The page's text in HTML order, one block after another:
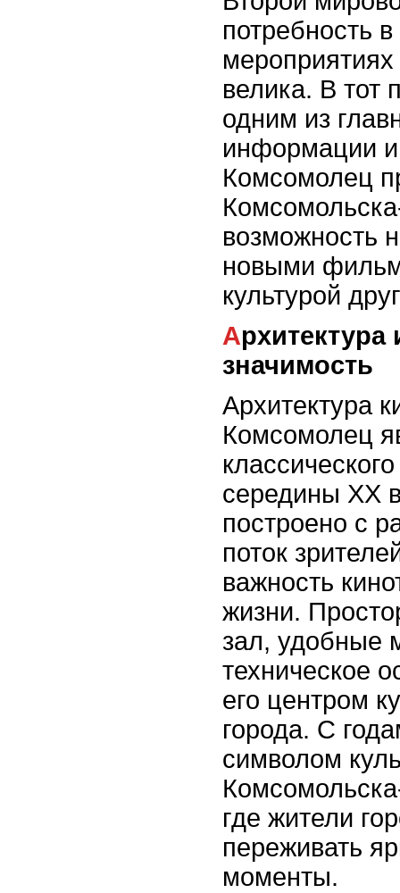
потребность
велика. В тот
одним из
информации и
Комсомолец
возможность
новыми
культурой
Архитектура и культурная
значимость
Архитектура
Комсомолец
середины XX
построено с
поток
важность
жизни.
зал, удобные
техническое
его центром
города. С
символом
где жители
переживать
моменты.